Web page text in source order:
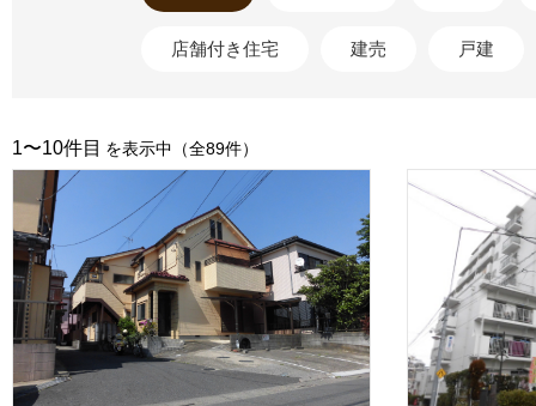
店舗付き住宅 建売 戸建
1〜10件目 を表示中 （全89件）